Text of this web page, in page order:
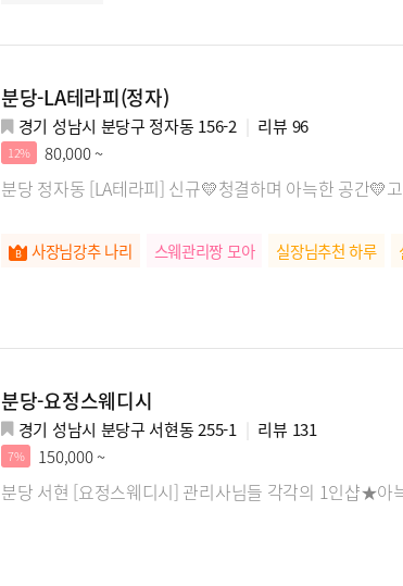
분당-LA테라피(정자)
경기 성남시 분당구 정자동 156-2 리뷰 96
12% 80,000 ~
분당 정자동 [LA테라피] 신규💛청결하며 아늑한 공간💛
사장님강추 나리 스웨관리짱 모아 실장님추천 하루
분당-요정스웨디시
경기 성남시 분당구 서현동 255-1 리뷰 131
7% 150,000 ~
분당 서현 [요정스웨디시] 관리사님들 각각의 1인샵★